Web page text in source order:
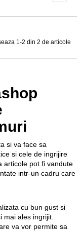
1-2 din 2 de articole
si va face sa
si cele de ingrijire
articole pot fi vandute
intr-un cadru care
cu bun gust si
mai ales ingrijit.
va vor permite sa